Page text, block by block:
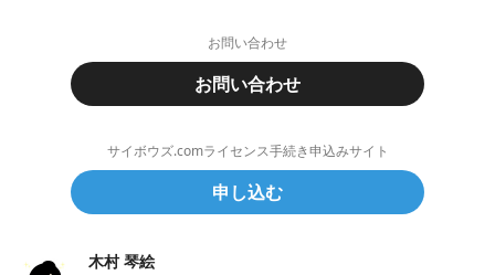
お問い合わせ
お問い合わせ
サイボウズ.comライセンス手続き申込みサイト
申し込む
木村 琴絵